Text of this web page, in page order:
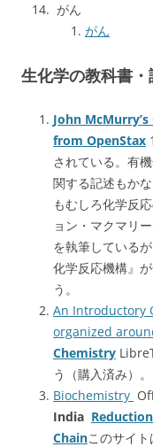
がん
がん
生化学の教科書
John
from OpenStax
されている。有
関する記述もか
もむしろ化学反
ョン・マクマリ
を執筆している
化学反応機構』
う。
An Introductory
organized
Chemistry
う（購入済み）。
Biochemistry
India
Chainこのサイ